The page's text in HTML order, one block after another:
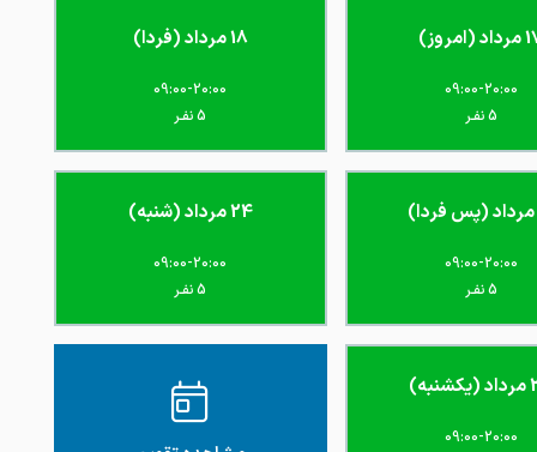
تیم حرفه ای و کار درجه یک
بدون درد و عالی کارم انجام شد
1402-10-29
برای عصب کشی و ایمپلنت مراجعه کردم
واقعا عالی
1402-10-28
پزشکخوبی هستند . از کار ایشان رضایت دارو
که پورتکل های بهداشتی هم در مطبشان رعایت
09:00-20:00
5 نفـر
18 مرداد (فردا)
09:00-20:00
5 نفـر
09:00-20:00
5 نفـر
24 مرداد (شنبه)
09:00-20:00
5 نفـر
09:00-20:00